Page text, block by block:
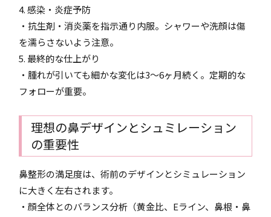
4. 感染・炎症予防
・抗生剤・消炎薬を指示通り内服。シャワーや洗顔は傷
を濡らさないよう注意。
5. 最終的な仕上がり
・腫れが引いても細かな変化は3～6ヶ月続く。定期的な
フォローが重要。
理想の鼻デザインとシュミレーション
の重要性
鼻整形の満足度は、術前のデザインとシミュレーション
に大きく左右されます。
・顔全体とのバランス分析（黄金比、Eライン、鼻根・鼻